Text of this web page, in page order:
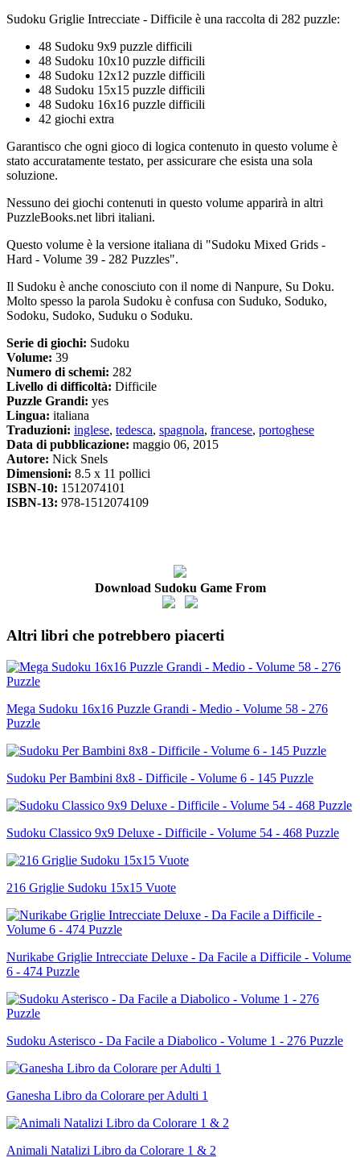
Sudoku Griglie Intrecciate - Difficile è una raccolta di 282 puzzle:
48 Sudoku 9x9 puzzle difficili
48 Sudoku 10x10 puzzle difficili
48 Sudoku 12x12 puzzle difficili
48 Sudoku 15x15 puzzle difficili
48 Sudoku 16x16 puzzle difficili
42 giochi extra
Garantisco che ogni gioco di logica contenuto in questo volume è
stato accuratamente testato, per assicurare che esista una sola
soluzione.
Nessuno dei giochi contenuti in questo volume apparirà in altri
PuzzleBooks.net libri italiani.
Questo volume è la versione italiana di "Sudoku Mixed Grids -
Hard - Volume 39 - 282 Puzzles".
Il Sudoku è anche conosciuto con il nome di Nanpure, Su Doku.
Molto spesso la parola Sudoku è confusa con Suduko, Soduko,
Sodoku, Sudoko, Suduku o Soduku.
Serie di giochi: Sudoku
Volume: 39
Numero di schemi: 282
Livello di difficoltà: Difficile
Puzzle Grandi: yes
Lingua: italiana
Traduzioni: inglese, tedesca, spagnola, francese, portoghese
Data di pubblicazione: maggio 06, 2015
Autore: Nick Snels
Dimensioni: 8.5 x 11 pollici
ISBN-10: 1512074101
ISBN-13: 978-1512074109
Download Sudoku Game From
Altri libri che potrebbero piacerti
Mega Sudoku 16x16 Puzzle Grandi - Medio - Volume 58 - 276
Puzzle
Sudoku Per Bambini 8x8 - Difficile - Volume 6 - 145 Puzzle
Sudoku Classico 9x9 Deluxe - Difficile - Volume 54 - 468 Puzzle
216 Griglie Sudoku 15x15 Vuote
Nurikabe Griglie Intrecciate Deluxe - Da Facile a Difficile - Volume
6 - 474 Puzzle
Sudoku Asterisco - Da Facile a Diabolico - Volume 1 - 276 Puzzle
Ganesha Libro da Colorare per Adulti 1
Animali Natalizi Libro da Colorare 1 & 2